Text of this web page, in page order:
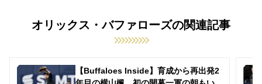
オリックス・バファローズの関連記事
【Buffaloes Inside】育成から再出発2